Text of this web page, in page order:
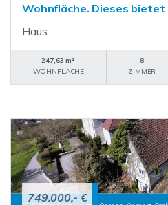
Wohnfläche. Dieses bietet
Haus
247,63 m²
WOHNFLÄCHE
8
ZIMMER
749.000,- €